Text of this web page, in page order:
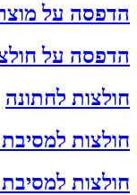
הדפסה על
הדפסה על
חולצות לחתונה
חולצות למסיבת
חולצות למסיבת